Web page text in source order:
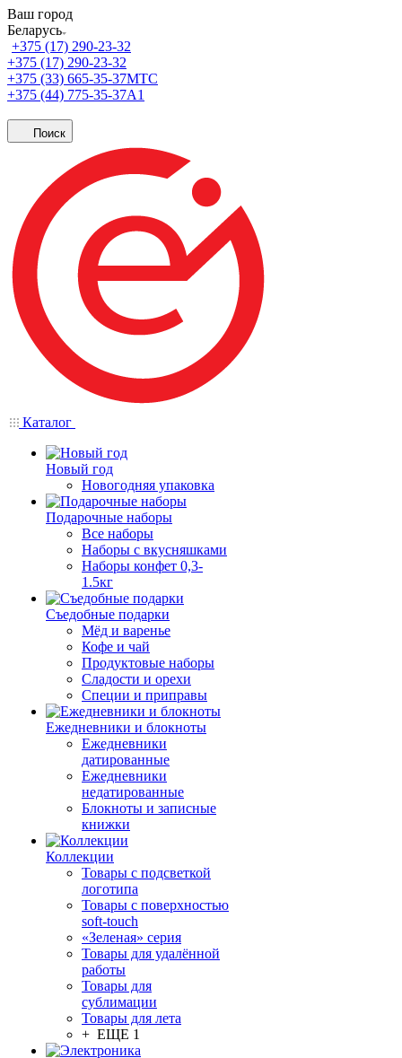
Ваш город
Беларусь
+375 (17) 290-23-32
+375 (17) 290-23-32
+375 (33) 665-35-37МТС
+375 (44) 775-35-37А1
Поиск
Каталог
Новый год
Новогодняя упаковка
Подарочные наборы
Все наборы
Наборы с вкусняшками
Наборы конфет 0,3-
1.5кг
Съедобные подарки
Мёд и варенье
Кофе и чай
Продуктовые наборы
Сладости и орехи
Специи и приправы
Ежедневники и блокноты
Ежедневники
датированные
Ежедневники
недатированные
Блокноты и записные
книжки
Коллекции
Товары с подсветкой
логотипа
Товары с поверхностью
soft-touch
«Зеленая» серия
Товары для удалённой
работы
Товары для
сублимации
Товары для лета
+ ЕЩЕ 1